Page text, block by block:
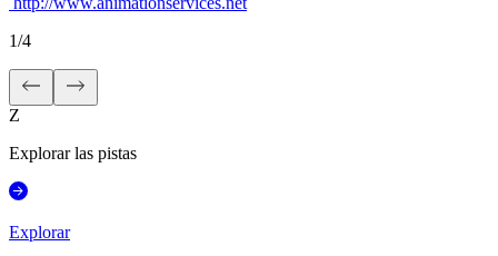
1/4
Z
Explorar las pistas
Explorar